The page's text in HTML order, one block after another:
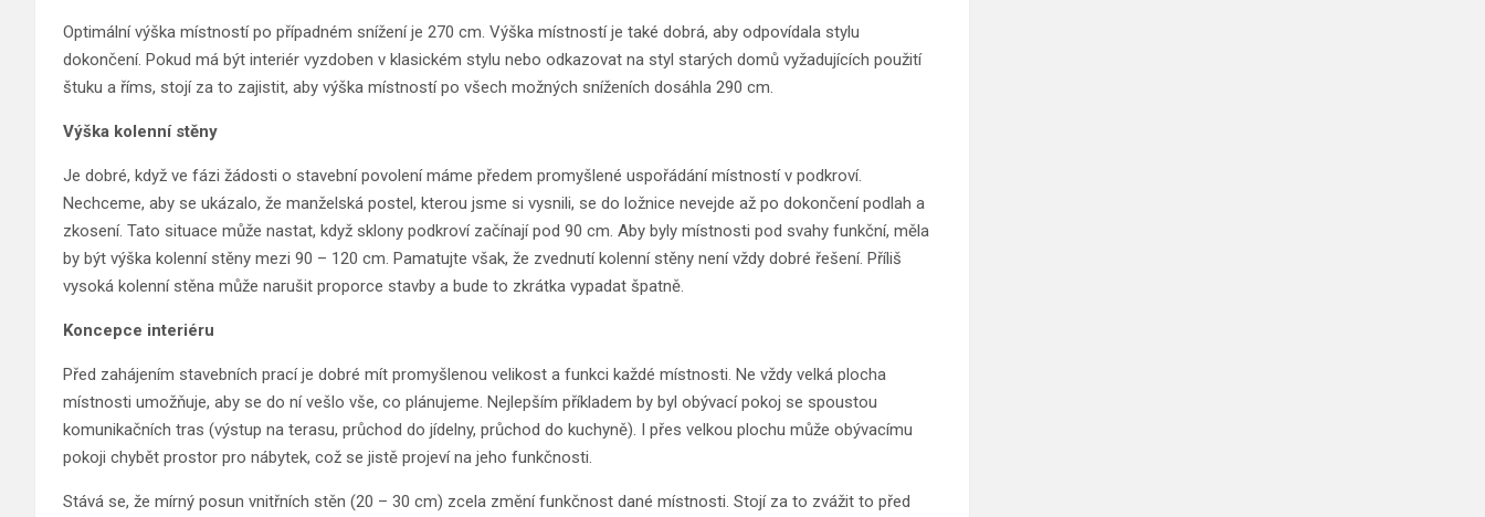
Optimální výška místností po případném snížení je 270 cm. Výška místností je také dobrá, aby odpovídala stylu
dokončení. Pokud má být interiér vyzdoben v klasickém stylu nebo odkazovat na styl starých domů vyžadujících použití
štuku a říms, stojí za to zajistit, aby výška místností po všech možných sníženích dosáhla 290 cm.
Výška kolenní stěny
Je dobré, když ve fázi žádosti o stavební povolení máme předem promyšlené uspořádání místností v podkroví.
Nechceme, aby se ukázalo, že manželská postel, kterou jsme si vysnili, se do ložnice nevejde až po dokončení podlah a
zkosení. Tato situace může nastat, když sklony podkroví začínají pod 90 cm. Aby byly místnosti pod svahy funkční, měla
by být výška kolenní stěny mezi 90 – 120 cm. Pamatujte však, že zvednutí kolenní stěny není vždy dobré řešení. Příliš
vysoká kolenní stěna může narušit proporce stavby a bude to zkrátka vypadat špatně.
Koncepce interiéru
Před zahájením stavebních prací je dobré mít promyšlenou velikost a funkci každé místnosti. Ne vždy velká plocha
místnosti umožňuje, aby se do ní vešlo vše, co plánujeme. Nejlepším příkladem by byl obývací pokoj se spoustou
komunikačních tras (výstup na terasu, průchod do jídelny, průchod do kuchyně). I přes velkou plochu může obývacímu
pokoji chybět prostor pro nábytek, což se jistě projeví na jeho funkčnosti.
Stává se, že mírný posun vnitřních stěn (20 – 30 cm) zcela změní funkčnost dané místnosti. Stojí za to zvážit to před